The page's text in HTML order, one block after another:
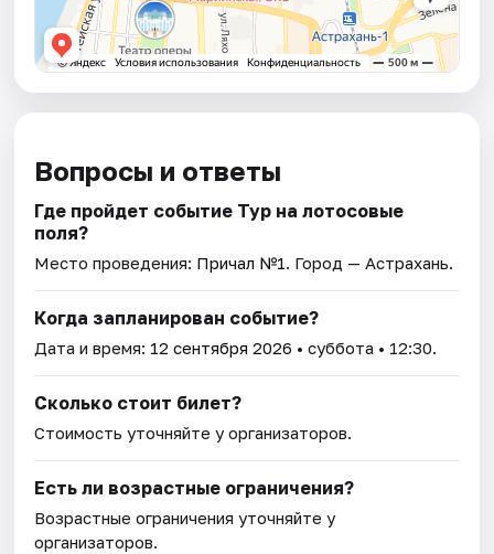
Вопросы и ответы
Где пройдет событие Тур на лотосовые
поля?
Место проведения: Причал №1. Город — Астрахань.
Когда запланирован событие?
Дата и время: 12 сентября 2026 • суббота • 12:30.
Сколько стоит билет?
Стоимость уточняйте у организаторов.
Есть ли возрастные ограничения?
Возрастные ограничения уточняйте у
организаторов.